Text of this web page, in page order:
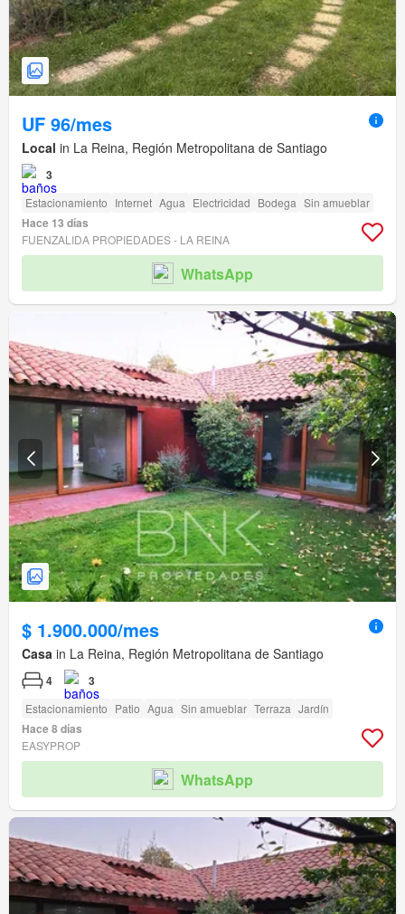
UF 96/mes
Local in La Reina, Región Metropolitana de Santiago
3
Estacionamiento Internet Agua Electricidad Bodega Sin amueblar
Hace 13 días
FUENZALIDA PROPIEDADES - LA REINA
WhatsApp
$ 1.900.000/mes
Casa in La Reina, Región Metropolitana de Santiago
4 3
Estacionamiento Patio Agua Sin amueblar Terraza Jardín
Hace 8 días
EASYPROP
WhatsApp